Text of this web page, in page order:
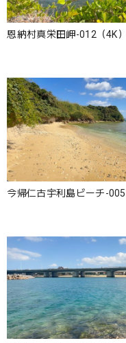
恩納村真栄田岬-012（4K
今帰仁古宇利島ビーチ-